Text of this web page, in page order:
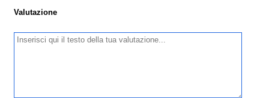
Valutazione